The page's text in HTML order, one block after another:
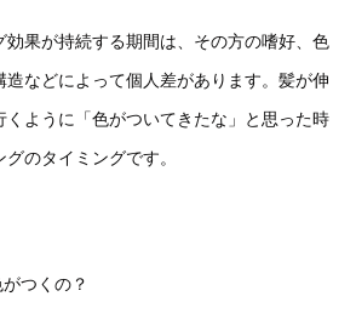
果が持続する期間は、その方の嗜好、色
造などによって個人差があります。髪が伸
くように「色がついてきたな」と思った時
のタイミングです。
つくの？